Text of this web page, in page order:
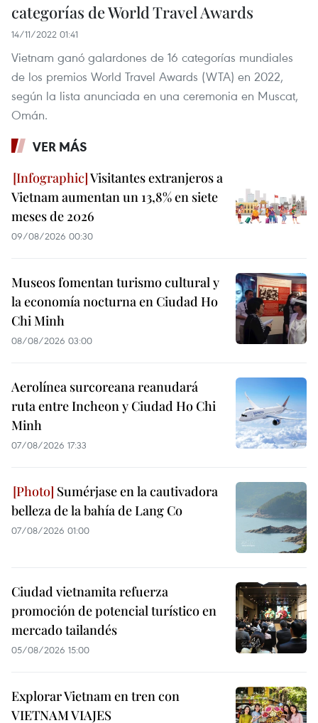
categorías de World Travel Awards
14/11/2022 01:41
Vietnam ganó galardones de 16 categorías mundiales
de los premios World Travel Awards (WTA) en 2022,
según la lista anunciada en una ceremonia en Muscat,
Omán.
VER MÁS
Visitantes extranjeros a
Vietnam aumentan un 13,8% en siete
meses de 2026
09/08/2026 00:30
Museos fomentan turismo cultural y
la economía nocturna en Ciudad Ho
Chi Minh
08/08/2026 03:00
Aerolínea surcoreana reanudará
ruta entre Incheon y Ciudad Ho Chi
Minh
07/08/2026 17:33
Sumérjase en la cautivadora
belleza de la bahía de Lang Co
07/08/2026 01:00
Ciudad vietnamita refuerza
promoción de potencial turístico en
mercado tailandés
05/08/2026 15:00
Explorar Vietnam en tren con
VIETNAM VIAJES